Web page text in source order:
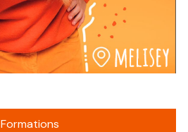
Formations